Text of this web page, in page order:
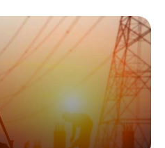
aujourd’hui à […]